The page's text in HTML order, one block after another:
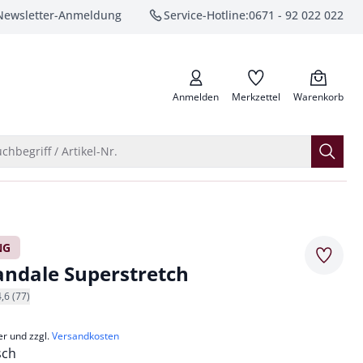
Anmeldung Service-Hotline:0671 - 92 022 022
anrufen
Anmelden Merkzettel Warenkorb
/ Artikel-Nr.
Superstretch
(77)
und zzgl.Versandkosten